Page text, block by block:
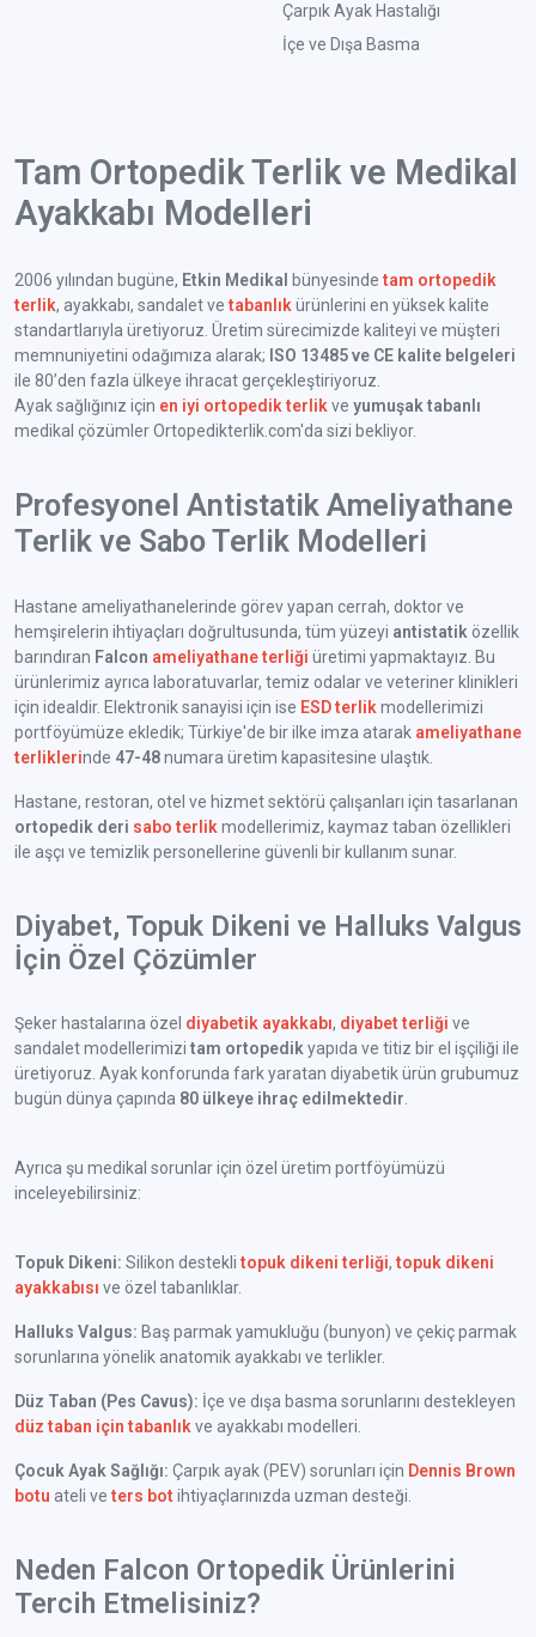
Çarpık Ayak Hastalığı
İçe ve Dışa Basma
Tam Ortopedik Terlik ve Medikal
Ayakkabı Modelleri
2006 yılından bugüne, Etkin Medikal bünyesindetam ortopedik
terlik, ayakkabı, sandalet vetabanlıkürünlerini en yüksek kalite
standartlarıyla üretiyoruz. Üretim sürecimizde kaliteyi ve müşteri
memnuniyetini odağımıza alarak; ISO 13485 ve CE kalite belgeleri
ile 80’den fazla ülkeye ihracat gerçekleştiriyoruz.
Ayak sağlığınız için en iyi ortopedik terlikve yumuşak tabanlı
medikal çözümler Ortopedikterlik.com'da sizi bekliyor.
Profesyonel Antistatik Ameliyathane
Terlik ve Sabo Terlik Modelleri
Hastane ameliyathanelerinde görev yapan cerrah, doktor ve
hemşirelerin ihtiyaçları doğrultusunda, tüm yüzeyi antistatik özellik
barındıran Falcon ameliyathane terliği üretimi yapmaktayız. Bu
ürünlerimiz ayrıca laboratuvarlar, temiz odalar ve veteriner klinikleri
için idealdir. Elektronik sanayisi için ise ESD terlikmodellerimizi
portföyümüze ekledik; Türkiye'de bir ilke imza atarak ameliyathane
terliklerinde 47-48numara üretim kapasitesine ulaştık.
Hastane, restoran, otel ve hizmet sektörü çalışanları için tasarlanan
ortopedik deri sabo terlikmodellerimiz, kaymaz taban özellikleri
ile aşçı ve temizlik personellerine güvenli bir kullanım sunar.
Diyabet, Topuk Dikeni ve Halluks Valgus
İçin Özel Çözümler
Şeker hastalarına özel diyabetik ayakkabı, diyabet terliği ve
sandalet modellerimizi tam ortopedikyapıda ve titiz bir el işçiliği ile
üretiyoruz. Ayak konforunda fark yaratan diyabetik ürün grubumuz
bugün dünya çapında 80 ülkeye ihraç edilmektedir.
Ayrıca şu medikal sorunlar için özel üretim portföyümüzü
inceleyebilirsiniz:
Topuk Dikeni: Silikon desteklitopuk dikeni terliği,topuk dikeni
ayakkabısı ve özel tabanlıklar.
Halluks Valgus: Baş parmak yamukluğu (bunyon) ve çekiç parmak
sorunlarına yönelik anatomik ayakkabı ve terlikler.
Düz Taban (Pes Cavus): İçe ve dışa basma sorunlarını destekleyen
düz taban için tabanlıkve ayakkabı modelleri.
Çocuk Ayak Sağlığı: Çarpık ayak (PEV) sorunları için Dennis Brown
botu ateli veters botihtiyaçlarınızda uzman desteği.
Neden Falcon Ortopedik Ürünlerini
Tercih Etmelisiniz?